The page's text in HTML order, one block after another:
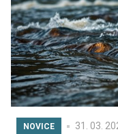
raziskave in
nekaj nasvetov, ki
NOVICE 31. 03.